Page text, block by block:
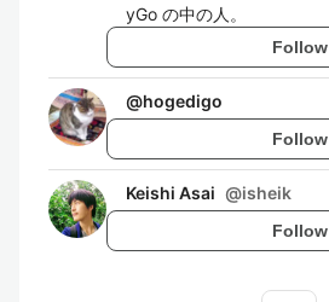
yGo の中の人。
Follow
@hogedigo
Follow
Keishi Asai @isheik
Follow